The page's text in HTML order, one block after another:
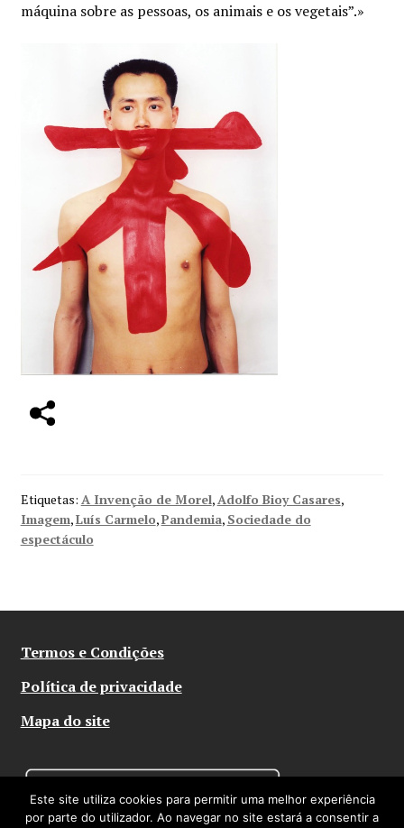
máquina sobre as pessoas, os animais e os vegetais”.»
Etiquetas: A Invenção de Morel,Adolfo Bioy Casares,
Imagem,Luís Carmelo,Pandemia, Sociedade do
espectáculo
Termos e Condições
Política de privacidade
Mapa do site
Este site utiliza cookies para permitir uma melhor experiência
por parte do utilizador. Ao navegar no site estará a consentir a